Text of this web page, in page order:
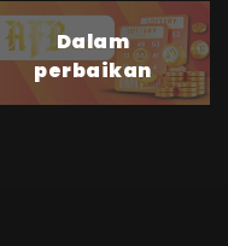
Dalam
perbaikan